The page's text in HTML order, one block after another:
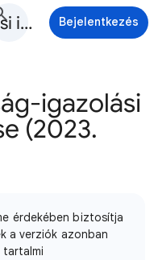
Google Ads hirdetési irányelvek Súgó Bejelentkezés
igazolási
(2023.
érdekében biztosítja
a verziók azonban
tartalmi